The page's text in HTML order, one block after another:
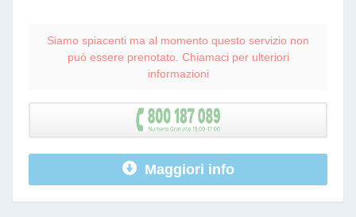
Siamo spiacenti ma al momento questo servizio non
può essere prenotato. Chiamaci per ulteriori
informazioni
Maggiori info